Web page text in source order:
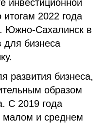
инвестиционной
итогам 2022 года
Южно-Сахалинск в
для бизнеса
развития бизнеса,
образом
С 2019 года
малом и среднем